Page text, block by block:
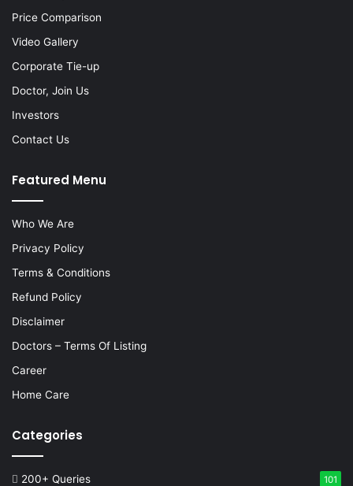
Price Comparison
Video Gallery
Corporate Tie-up
Doctor, Join Us
Investors
Contact Us
Featured Menu
Who We Are
Privacy Policy
Terms & Conditions
Refund Policy
Disclaimer
Doctors – Terms Of Listing
Career
Home Care
Categories
200+ Queries 101